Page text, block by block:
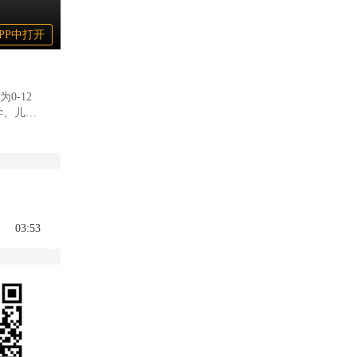
中打开
0-12
、儿歌
03:53